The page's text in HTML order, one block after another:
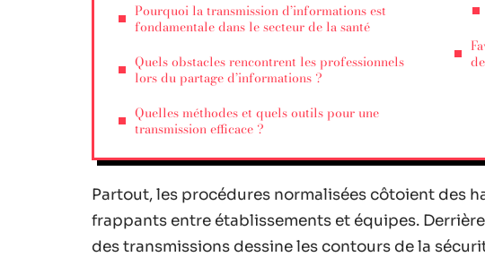
Pourquoi la transmission d’informations est
fondamentale dans le secteur de la santé
Quels obstacles rencontrent les professionnels
lors du partage d’informations ?
Quelles méthodes et quels outils pour une
transmission efficace ?
Partout, les procédures normalisées côtoient des
frappants entre établissements et équipes.
des transmissions dessine les contours de la